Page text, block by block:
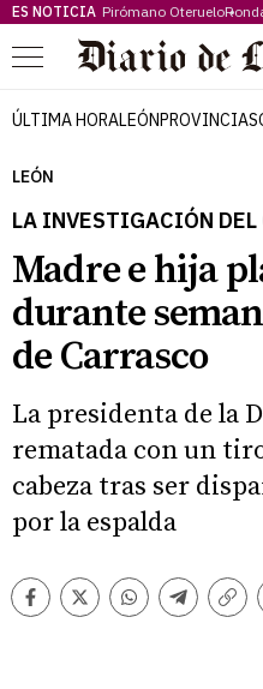
ES NOTICIA Pirómano Oteruelo
Menú
ÚLTIMA HORALEÓNPROVINCIA
LEÓN
LA INVESTIGACIÓN DEL
Madre e hija
durante
de Carrasco
La presidenta de la
rematada con un
cabeza tras ser
por la espalda
Facebook
TwitterWhatsappTelegram
Comentarios